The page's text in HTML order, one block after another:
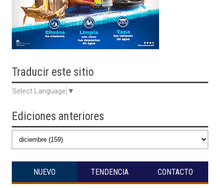
Traducir este sitio
Select Language ▼
Ediciones anteriores
NUEVO TENDENCIA CONTACTO